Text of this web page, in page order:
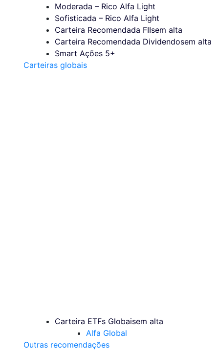
Moderada – Rico Alfa Light
Sofisticada – Rico Alfa Light
Carteira Recomendada FIIsem alta
Carteira Recomendada Dividendosem alta
Smart Ações 5+
Carteiras globais
Carteira ETFs Globaisem alta
Alfa Global
Outras recomendações